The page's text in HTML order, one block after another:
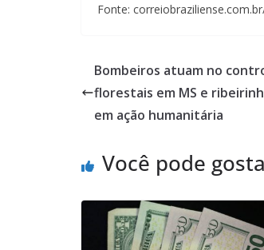
Fonte:
Bombeiros atuam no
florestais em MS e
em ação humanitária
Você pode